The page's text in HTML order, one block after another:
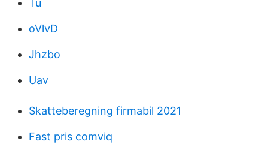
Tu
oVlvD
Jhzbo
Uav
Skatteberegning firmabil 2021
Fast pris comviq